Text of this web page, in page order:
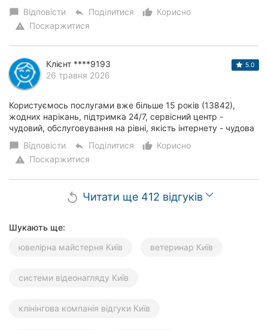
chat_bubble Відповісти reply Поділитися thumb_up_alt
Корисно
warning Поскаржитися
Клієнт ****9193
26 травня 2026
5.0
Користуємось послугами вже більше 15 років (13842),
жодних нарікань, підтримка 24/7, сервісний центр -
чудовий, обслуговування на рівні, якість інтернету - чудова
chat_bubble Відповісти reply Поділитися thumb_up_alt
Корисно
warning Поскаржитися
replay Читати ще 412 відгуків
Шукають ще:
ювелірна майстерня Київ
ветеринар Київ
системи відеонагляду Київ
клінінгова компанія відгуки Київ